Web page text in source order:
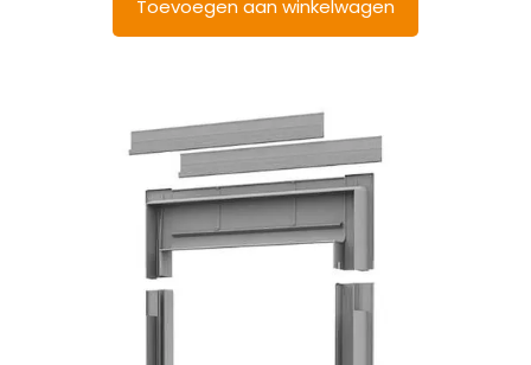
Toevoegen aan winkelwagen